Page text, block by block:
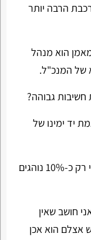
הרבה יותר
הוא מנהל
של המנכ"ל.
גבוהה?
יד ימינו של
מנכ"ל GE, מציין כי בסיוריו הרבים מצא כי רק כ-10% נוהגים
חושב שאין
אצלם הוא אכן